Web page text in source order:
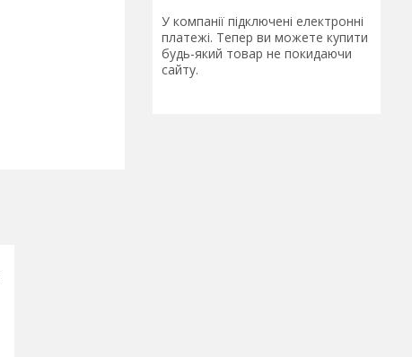
У компанії підключені електронні
платежі. Тепер ви можете купити
будь-який товар не покидаючи
сайту.